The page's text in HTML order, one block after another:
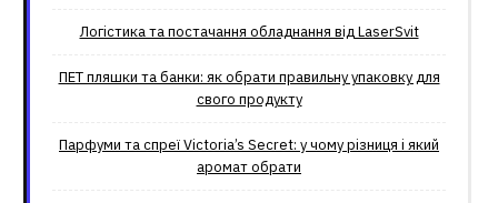
Логістика та постачання обладнання від LaserSvit
ПЕТ пляшки та банки: як обрати правильну упаковку для
свого продукту
Парфуми та спреї Victoria’s Secret: у чому різниця і який
аромат обрати